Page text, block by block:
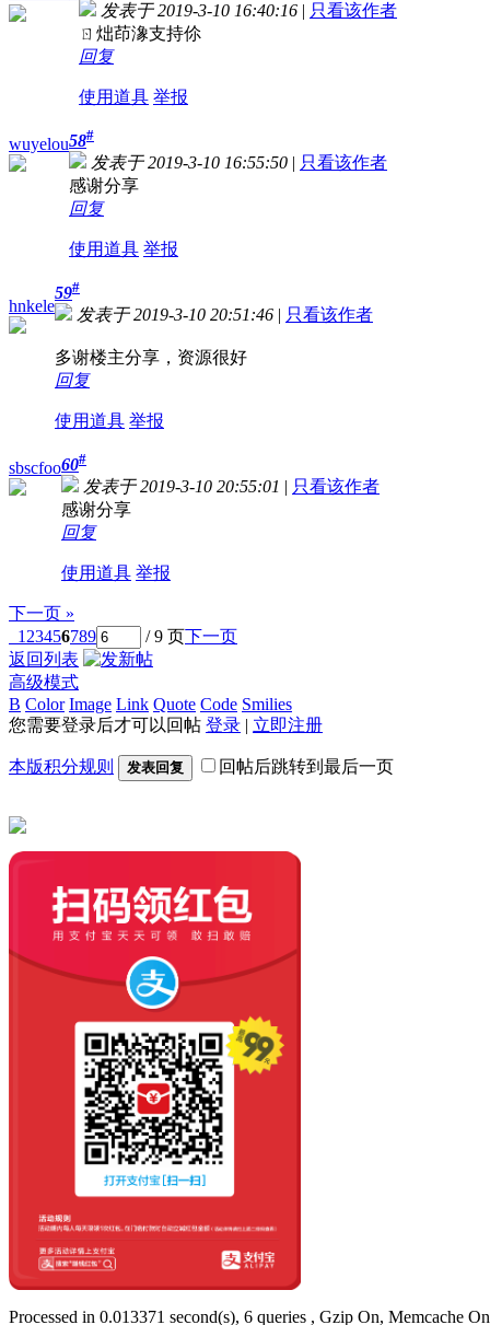
发表于 2019-3-10 16:40:16 | 只看该作者
ㄖ炪茚潒支持伱
回复
使用道具 举报
wuyelou58#
发表于 2019-3-10 16:55:50 | 只看该作者
感谢分享
回复
使用道具 举报
hnkele
59#
发表于 2019-3-10 20:51:46 | 只看该作者
多谢楼主分享，资源很好
回复
使用道具 举报
sbscfoo60#
发表于 2019-3-10 20:55:01 | 只看该作者
感谢分享
回复
使用道具 举报
下一页 »
1 23456789 / 9 页下一页
返回列表
高级模式
B Color Image Link Quote Code Smilies
您需要登录后才可以回帖 登录 | 立即注册
本版积分规则 发表回复 回帖后跳转到最后一页
Processed in 0.013371 second(s), 6 queries , Gzip On, Memcache